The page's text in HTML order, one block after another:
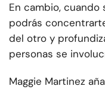
En cambio, cuando
podrás
del otro y
personas se
Maggie Martinez